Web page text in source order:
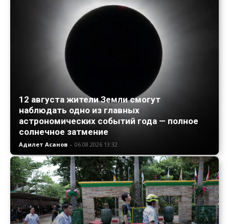
12 августа жители Земли смогут
наблюдать одно из главных
астрономических событий года — полное
солнечное затмение
Адилет Асанов - 06.08.2026 13:32